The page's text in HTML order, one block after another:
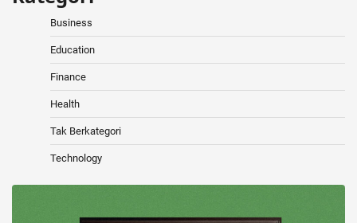
Business
Education
Finance
Health
Tak Berkategori
Technology